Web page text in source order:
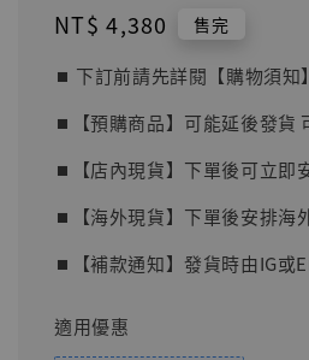
Regular
NT$ 4,380 售完
⏹︎ 下訂前請先詳閱【購物須知
⏹︎【預購商品】可能延後發貨
⏹︎【店內現貨】下單後可立即
⏹︎【海外現貨】下單後安排海
⏹︎【補款通知】發貨時由IG或
適用優惠